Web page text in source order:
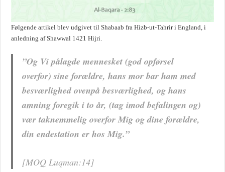
Følgende artikel blev udgivet til Shabaab fra Hizb-ut-Tahrir i England, i
anledning af Shawwal 1421 Hijri.
”Og Vi pålagde mennesket (god opførsel
overfor) sine forældre, hans mor bar ham med
besværlighed ovenpå besværlighed, og hans
amning foregik i to år, (tag imod befalingen og)
vær taknemmelig overfor Mig og dine forældre,
din endestation er hos Mig.”
[MOQ Luqman:14]